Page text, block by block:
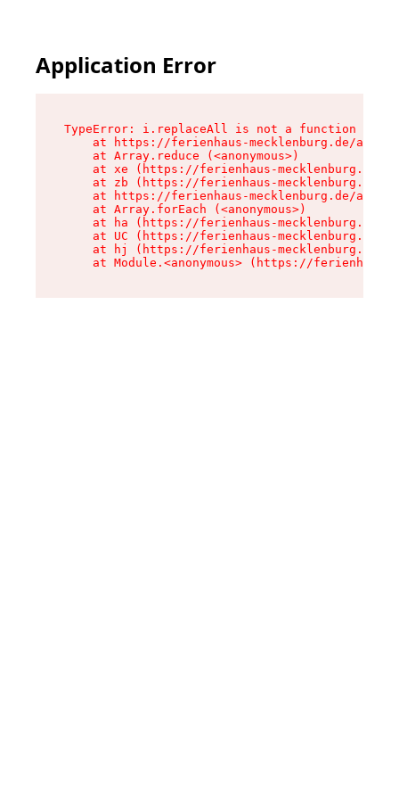
Application Error
TypeError: i.replaceAll is not a function
at https://ferienhaus-mecklenburg.de/
    at Array.reduce (<anonymous>)
at xe (https://ferienhaus-mecklenburg.de/
at zb (https://ferienhaus-mecklenburg.de/
at https://ferienhaus-mecklenburg.de/
    at Array.forEach (<anonymous>)
at ha (https://ferienhaus-mecklenburg.de/
at UC (https://ferienhaus-mecklenburg.de/
at hj (https://ferienhaus-mecklenburg.de/
at Module.<anonymous> (https://